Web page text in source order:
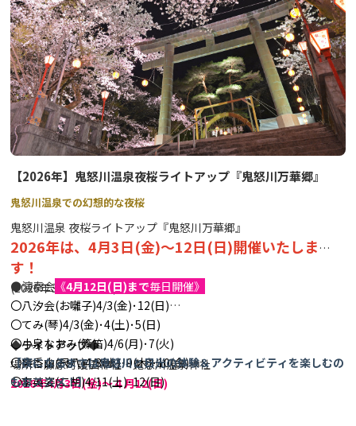
【2026年】鬼怒川温泉夜桜ライトアップ『鬼怒川万華郷』
鬼怒川温泉での幻想的な夜桜
鬼怒川温泉 夜桜ライトアップ『鬼怒川万華郷』
2026年は、4月3日(金)～12日(日)開催いたしま
す！
(2026年3月情報更新)
◆ライトアップ◆
場所：藤原町護国神社・鬼怒川温泉神社
2026年4月3日(金)～４月12(日)
●演奏会 《4月12日(日)まで毎日開催》
〇八汐会(お囃子)4/3(金)･12(日)
〇てみ(琴)4/3(金)･4(土)･5(日)
〇小泉なおみ(篠笛)4/6(月)･7(火)
〇柴香山(尺八)4/8(水)･9(木)･10(金)
〇李英姿(二胡)4/11(土)･12(日)
【夜になるまでは鬼怒川と日光の体験＆アクティビティを楽しむの
もおススメ！】